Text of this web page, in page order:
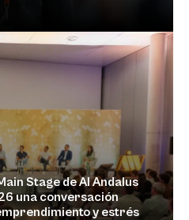
Stage de Al Andalus
una conversación
y estrés